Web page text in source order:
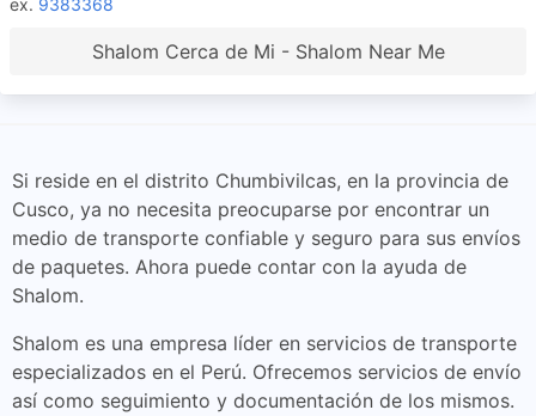
ex. 9383368
Shalom Cerca de Mi - Shalom Near Me
Si reside en el distrito Chumbivilcas, en la provincia de
Cusco, ya no necesita preocuparse por encontrar un
medio de transporte confiable y seguro para sus envíos
de paquetes. Ahora puede contar con la ayuda de
Shalom.
Shalom es una empresa líder en servicios de transporte
especializados en el Perú. Ofrecemos servicios de envío
así como seguimiento y documentación de los mismos.